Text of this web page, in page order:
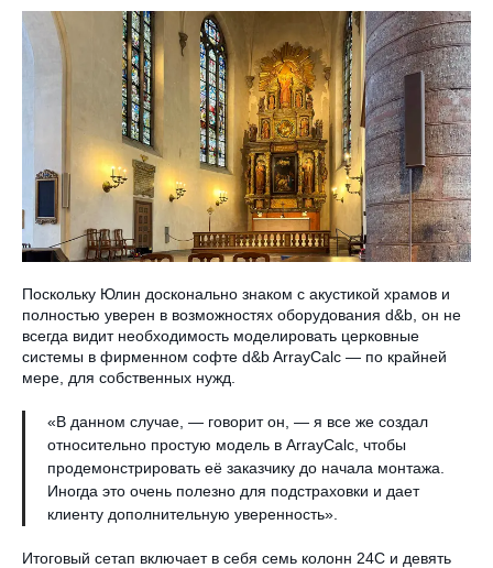
Поскольку Юлин досконально знаком с акустикой храмов и
полностью уверен в возможностях оборудования d&b, он не
всегда видит необходимость моделировать церковные
системы в фирменном софте d&b ArrayCalc — по крайней
мере, для собственных нужд.
«В данном случае, — говорит он, — я все же создал
относительно простую модель в ArrayCalc, чтобы
продемонстрировать её заказчику до начала монтажа.
Иногда это очень полезно для подстраховки и дает
клиенту дополнительную уверенность».
Итоговый сетап включает в себя семь колонн 24C и девять